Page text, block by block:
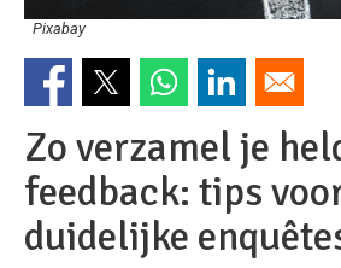
Pixabay
Zo verzamel je
feedback: tips
duidelijke